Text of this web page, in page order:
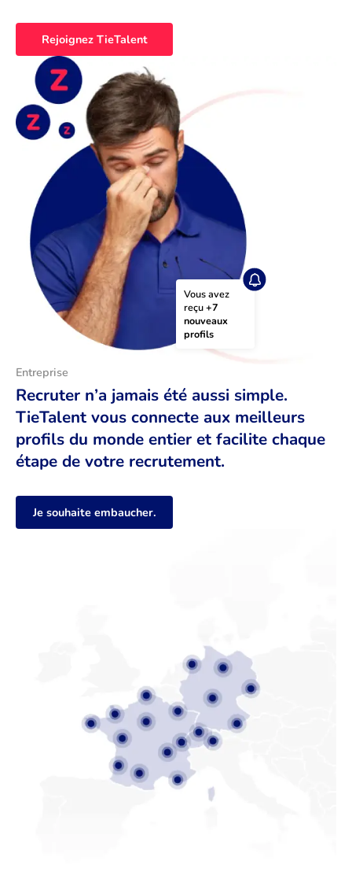
Rejoignez TieTalent
Vous avez
reçu +7
nouveaux
profils
Entreprise
Recruter n’a jamais été aussi simple.
TieTalent vous connecte aux meilleurs
profils du monde entier et facilite chaque
étape de votre recrutement.
Je souhaite embaucher.